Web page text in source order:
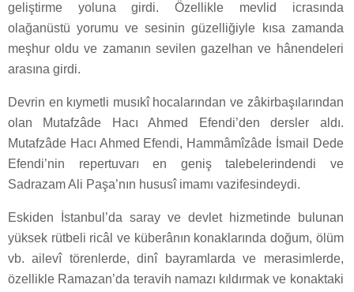
geliştirme yoluna girdi. Özellikle mevlid icrasında
olağanüstü yorumu ve sesinin güzelliğiyle kısa zamanda
meşhur oldu ve zamanın sevilen gazelhan ve hânendeleri
arasına girdi.
Devrin en kıymetli musıkî hocalarından ve zâkirbaşılarından
olan Mutafzâde Hacı Ahmed Efendi’den dersler aldı.
Mutafzâde Hacı Ahmed Efendi, Hammâmîzâde İsmail Dede
Efendi’nin repertuvarı en geniş talebelerindendi ve
Sadrazam Ali Paşa’nın hususî imamı vazifesindeydi.
Eskiden İstanbul’da saray ve devlet hizmetinde bulunan
yüksek rütbeli ricâl ve küberânın konaklarında doğum, ölüm
vb. ailevî törenlerde, dinî bayramlarda ve merasimlerde,
özellikle Ramazan’da teravih namazı kıldırmak ve konaktaki